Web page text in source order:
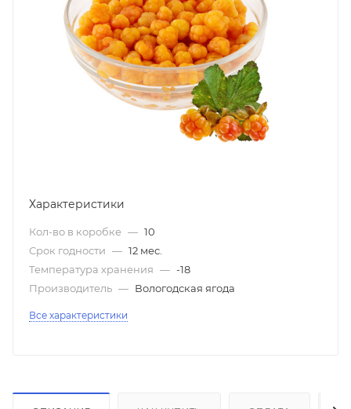
Характеристики
Кол-во в коробке — 10
Срок годности — 12 мес.
Температура хранения — -18
Производитель — Вологодская ягода
Все характеристики